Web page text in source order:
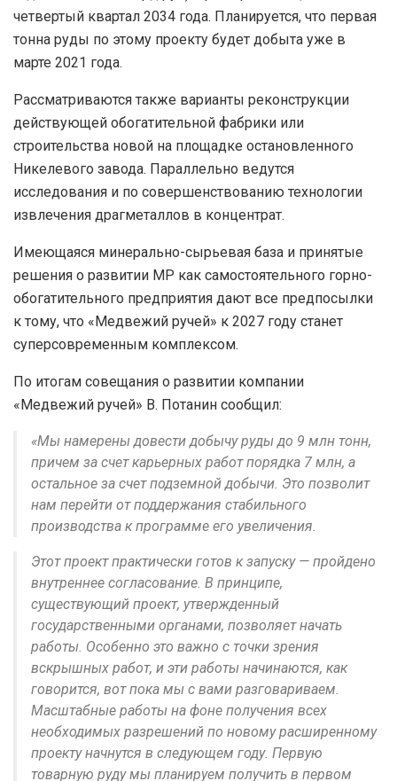
четвертый квартал 2034 года. Планируется, что первая
тонна руды по этому проекту будет добыта уже в
марте 2021 года.
Рассматриваются также варианты реконструкции
действующей обогатительной фабрики или
строительства новой на площадке остановленного
Никелевого завода. Параллельно ведутся
исследования и по совершенствованию технологии
извлечения драгметаллов в концентрат.
Имеющаяся минерально-сырьевая база и принятые
решения о развитии МР как самостоятельного горно-
обогатительного предприятия дают все предпосылки
к тому, что «Медвежий ручей» к 2027 году станет
суперсовременным комплексом.
По итогам совещания о развитии компании
«Медвежий ручей» В. Потанин сообщил:
«Мы намерены довести добычу руды до 9 млн тонн,
причем за счет карьерных работ порядка 7 млн, а
остальное за счет подземной добычи. Это позволит
нам перейти от поддержания стабильного
производства к программе его увеличения.
Этот проект практически готов к запуску — пройдено
внутреннее согласование. В принципе,
существующий проект, утвержденный
государственными органами, позволяет начать
работы. Особенно это важно с точки зрения
вскрышных работ, и эти работы начинаются, как
говорится, вот пока мы с вами разговариваем.
Масштабные работы на фоне получения всех
необходимых разрешений по новому расширенному
проекту начнутся в следующем году. Первую
товарную руду мы планируем получить в первом